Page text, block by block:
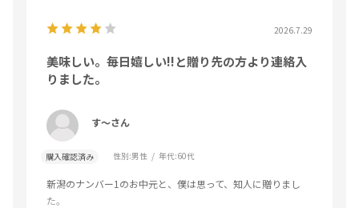
2026.7.29
美味しい。毎日嬉しい!!と贈り先の方より連絡入
りました。
す〜さん
購入確認済み 性別:男性 年代:60代
新潟のナンバー1のお中元と、僕は思って、知人に贈りまし
た。